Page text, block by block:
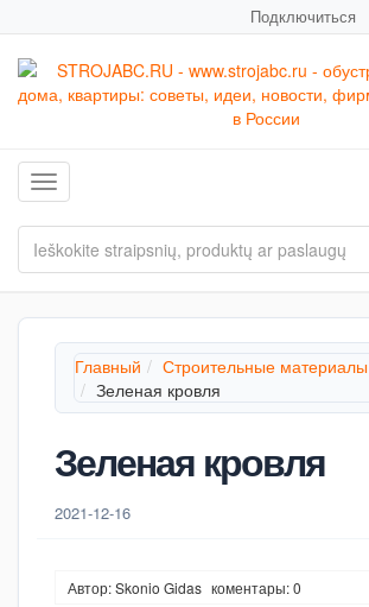
Подключиться
Toggle navigation
Главный Строительные материалы
Зеленая кровля
Зеленая кровля
2021-12-16
Автор: Skonio Gidas коментары: 0